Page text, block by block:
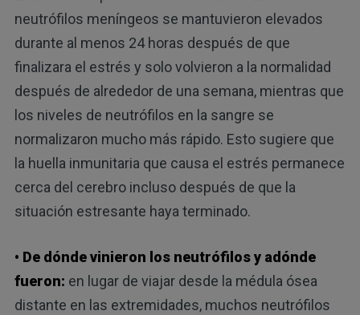
neutrófilos meníngeos se mantuvieron elevados
durante al menos 24 horas después de que
finalizara el estrés y solo volvieron a la normalidad
después de alrededor de una semana, mientras que
los niveles de neutrófilos en la sangre se
normalizaron mucho más rápido. Esto sugiere que
la huella inmunitaria que causa el estrés permanece
cerca del cerebro incluso después de que la
situación estresante haya terminado.
• De dónde vinieron los neutrófilos y adónde
fueron: en lugar de viajar desde la médula ósea
distante en las extremidades, muchos neutrófilos